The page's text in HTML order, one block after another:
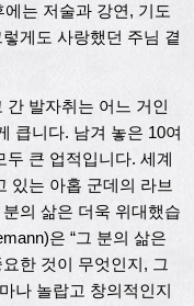
는 저술과 강연, 기도
게도 사랑했던 주님 곁
간 발자취는 어느 거인
큽니다. 남겨 놓은 10여
큰 업적입니다. 세계
있는 아홉 군데의 라브
의 삶은 더욱 위대했습
은 “그 분의 삶은
한 것이 무엇인지, 그
나 놀랍고 창의적인지